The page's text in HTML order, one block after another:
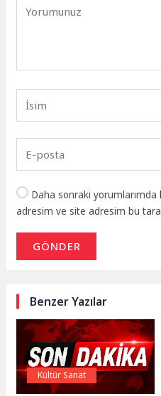
Daha sonraki yorumlarımda
adresim ve site adresim bu
GÖNDER
Benzer Yazılar
Kültür Sanat